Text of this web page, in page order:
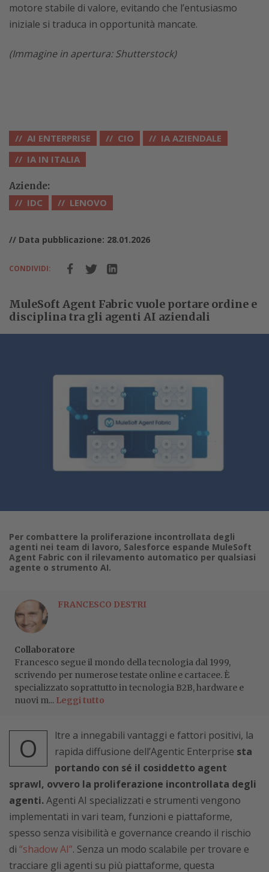
motore stabile di valore, evitando che l’entusiasmo
iniziale si traduca in opportunità mancate.
(Immagine in apertura: Shutterstock)
AI ENTERPRISE CIO
IA AZIENDALE
IA IN ITALIA
Aziende:
IDC LENOVO
// Data pubblicazione: 28.01.2026
CONDIVIDI:
MuleSoft Agent Fabric vuole portare ordine e
disciplina tra gli agenti AI aziendali
Per combattere la proliferazione incontrollata degli
agenti nei team di lavoro, Salesforce espande MuleSoft
Agent Fabric con il rilevamento automatico per qualsiasi
agente o strumento AI.
FRANCESCO DESTRI
Collaboratore
Francesco segue il mondo della tecnologia dal 1999,
scrivendo per numerose testate online e cartacee. È
specializzato soprattutto in tecnologia B2B, hardware e
nuovi m... Leggi tutto
O
ltre a innegabili vantaggi e fattori positivi, la
rapida diffusione dell’Agentic Enterprise sta
portando con sé il cosiddetto agent
sprawl, ovvero la proliferazione incontrollata degli
agenti.Agenti AI specializzati e strumenti vengono
implementati in vari team, funzioni e piattaforme,
spesso senza visibilità e governance creando il rischio
di “shadow AI”. Senza un modo scalabile per trovare e
tracciare gli agenti su più piattaforme, questa